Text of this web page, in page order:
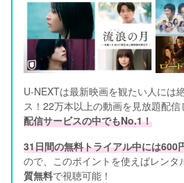
U-NEXTは最新映画を観たい人には
ス！22万本以上の動画を見放題配
配信サービスの中でもNo.1！
31日間の無料トライアル中には600
ので、このポイントを使えばレンタ
質無料で視聴可能！